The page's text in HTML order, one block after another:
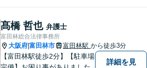
も、まずはご相談ください。
髙橋 哲也 弁護士
富田林総合法律事務所
大阪府 富田林市 富田林駅 から徒歩3分
【富田林駅徒歩2分】【駐車場
詳細を見